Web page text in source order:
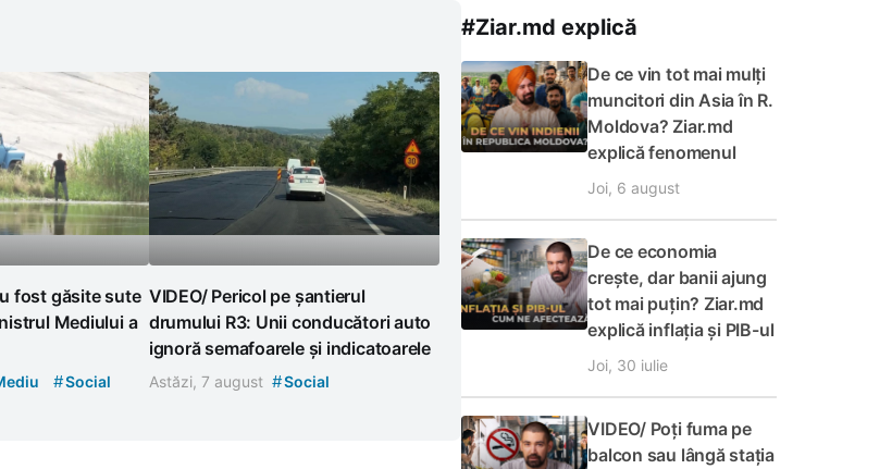
fost găsite sute
Mediului a
#Social
VIDEO/ Pericol pe șantierul
drumului R3: Unii conducători auto
ignoră semafoarele și indicatoarele
Astăzi, 7 august #Social
#Ziar.md explică
De ce vin tot mai mulți
muncitori din Asia în R.
Moldova? Ziar.md
explică fenomenul
Joi, 6 august
De ce economia
crește, dar banii ajung
tot mai puțin? Ziar.md
explică inflația și PIB-ul
Joi, 30 iulie
VIDEO/ Poți fuma pe
balcon sau lângă stația